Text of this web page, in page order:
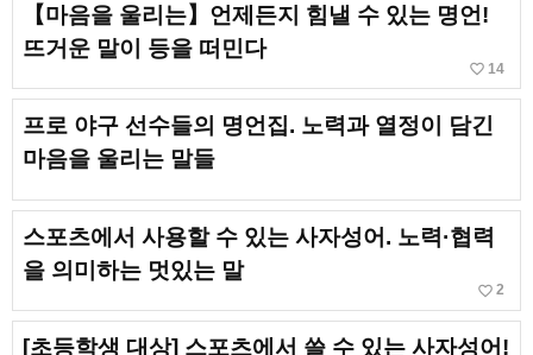
【마음을 울리는】언제든지 힘낼 수 있는 명언!
뜨거운 말이 등을 떠민다
favorite_border 14
프로 야구 선수들의 명언집. 노력과 열정이 담긴
마음을 울리는 말들
스포츠에서 사용할 수 있는 사자성어. 노력·협력
을 의미하는 멋있는 말
favorite_border 2
[초등학생 대상] 스포츠에서 쓸 수 있는 사자성어!